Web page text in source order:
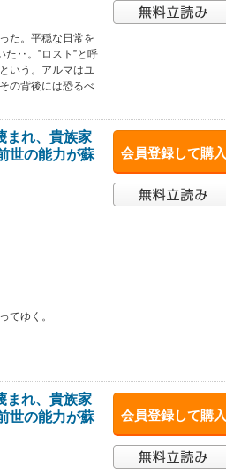
た。平穏な日常を
た‥。”ロスト”と呼
いう。アルマはユ
の背後には恐るべ
会員登録して購入
まれ、貴族家
世の能力が蘇
てゆく。
会員登録して購入
まれ、貴族家
世の能力が蘇